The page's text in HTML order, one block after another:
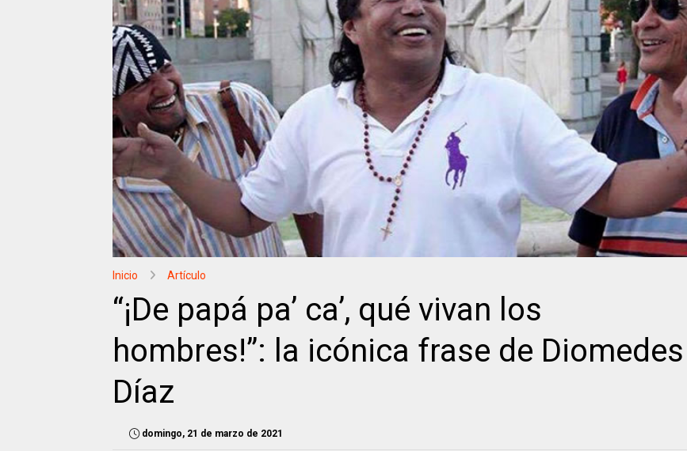
Inicio Artículo
“¡De papá pa’ ca’, qué vivan los
hombres!”: la icónica frase de Diomedes
Díaz
domingo, 21 de marzo de 2021